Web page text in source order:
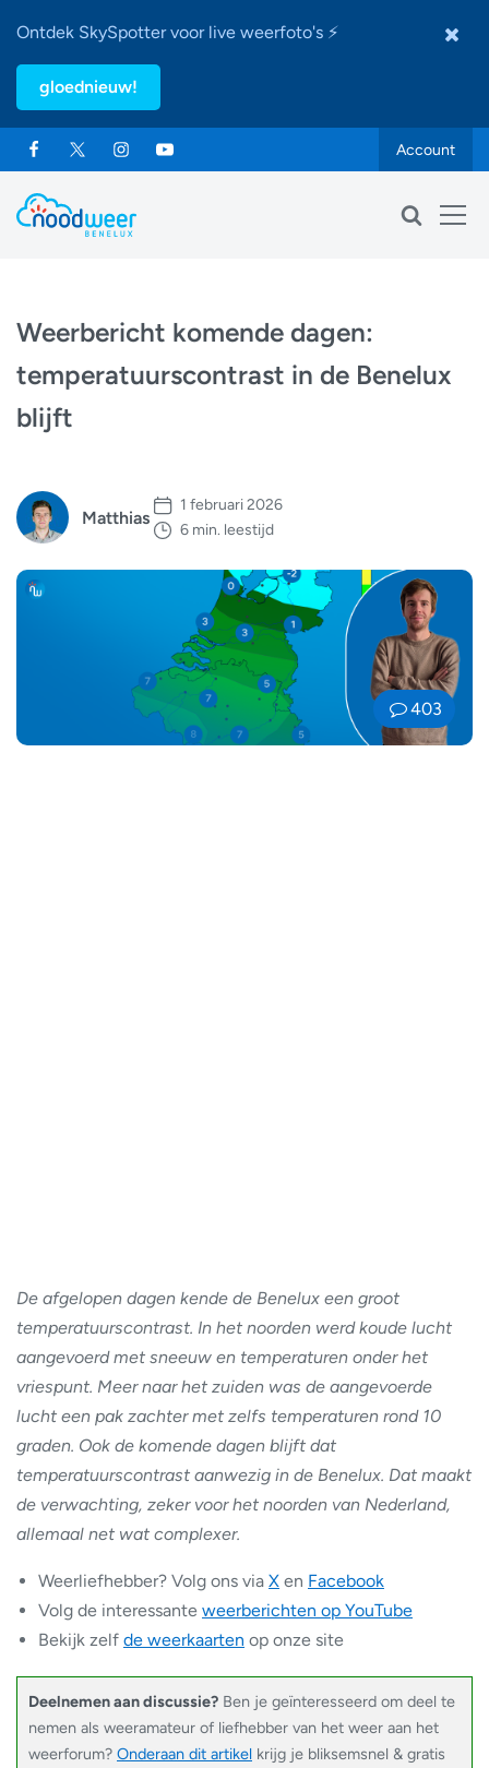
Ontdek SkySpotter voor live weerfoto's ⚡
gloednieuw!
Account
Weerbericht komende dagen:
temperatuurscontrast in de Benelux
blijft
Matthias
1 februari 2026
6 min. leestijd
403
De afgelopen dagen kende de Benelux een groot
temperatuurscontrast. In het noorden werd koude lucht
aangevoerd met sneeuw en temperaturen onder het
vriespunt. Meer naar het zuiden was de aangevoerde
lucht een pak zachter met zelfs temperaturen rond 10
graden. Ook de komende dagen blijft dat
temperatuurscontrast aanwezig in de Benelux. Dat maakt
de verwachting, zeker voor het noorden van Nederland,
allemaal net wat complexer.
Weerliefhebber? Volg ons via X en Facebook
Volg de interessante weerberichten op YouTube
Bekijk zelf de weerkaarten op onze site
Deelnemen aan discussie? Ben je geïnteresseerd om deel te
nemen als weeramateur of liefhebber van het weer aan het
weerforum? Onderaan dit artikel krijg je bliksemsnel & gratis